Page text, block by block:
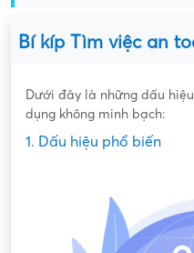
Bí kíp Tìm việc an
Dưới đây là những dấu
dụng không minh bạch:
1. Dấu hiệu phổ biến